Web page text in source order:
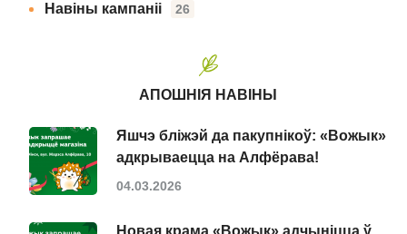
Навіны кампаніі 26
АПОШНІЯ НАВІНЫ
Яшчэ бліжэй да пакупнікоў: «Вожык»
адкрываецца на Алфёрава!
04.03.2026
Новая крама «Вожык» адчыніцца ў